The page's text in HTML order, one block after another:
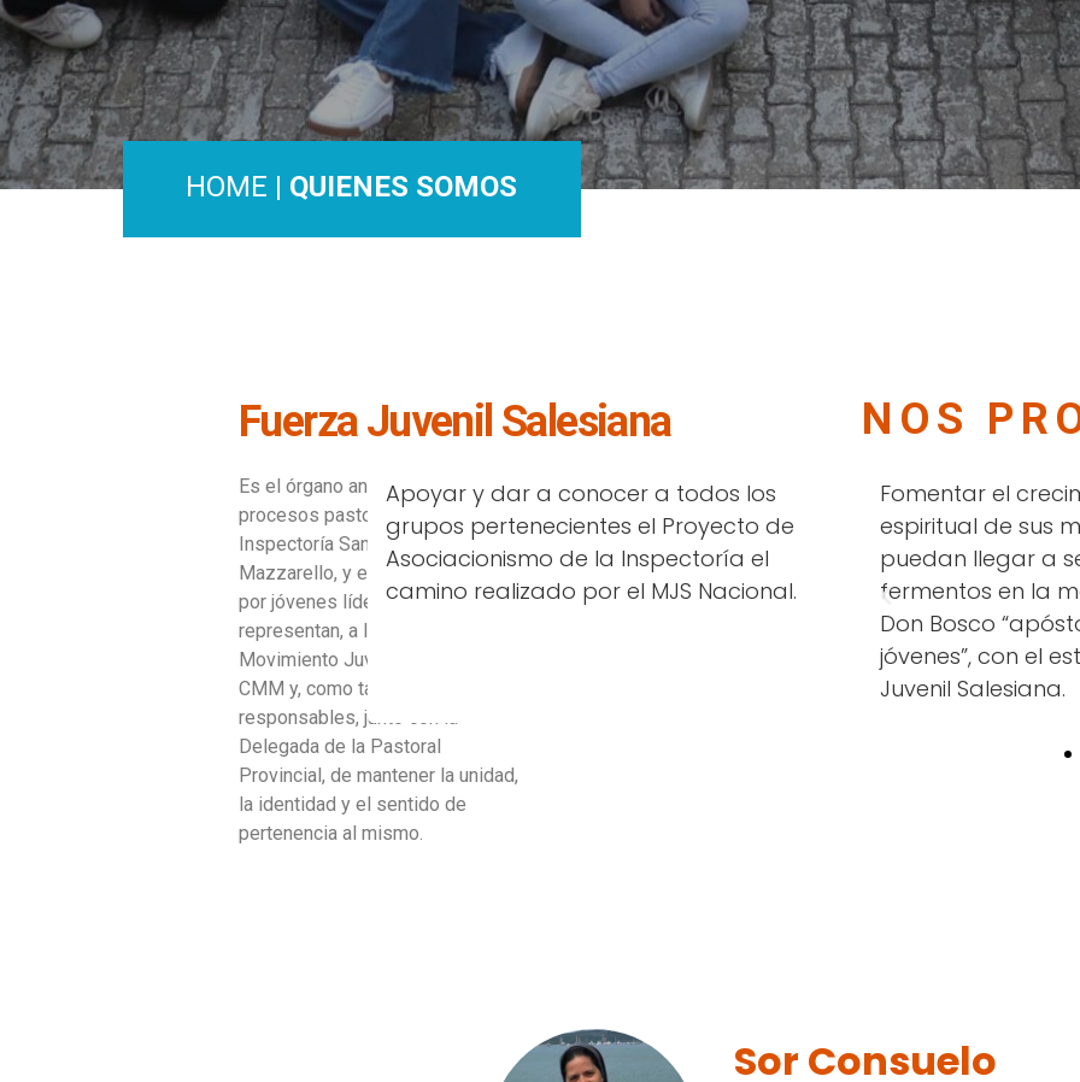
HOME | QUIENES SOMOS
Fuerza Juvenil Salesiana
Es el órgano animador de los
procesos pastorales de la
Inspectoría Santa María
Mazzarello, y está conformado
por jóvenes líderes que
representan, a la vez, al
Movimiento Juvenil Salesiano
CMM y, como tal, son
responsables, junto con la
Delegada de la Pastoral
Provincial, de mantener la unidad,
la identidad y el sentido de
pertenencia al mismo.
NOS
Apoyar y dar a conocer a todos los
grupos pertenecientes el Proyecto de
Asociacionismo de la Inspectoría el
camino realizado por el MJS Nacional.
Fomentar el
espiritual de sus
puedan llegar a
fermentos en la
Don Bosco
jóvenes”, con el
Juvenil Salesiana.
Sor Consuelo